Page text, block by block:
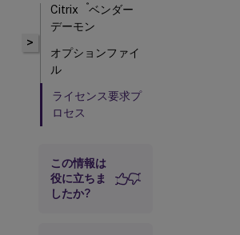
>
Citrix ®ベンダー
デーモン
オプションファイ
ル
ライセンス要求プ
ロセス
この情報は
役に立ちま
したか?